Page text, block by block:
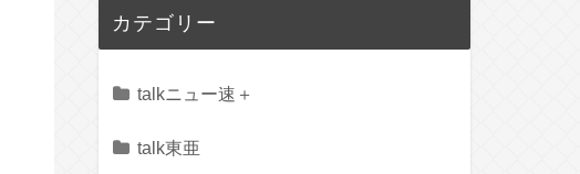
カテゴリー
talkニュー速＋
talk東亜